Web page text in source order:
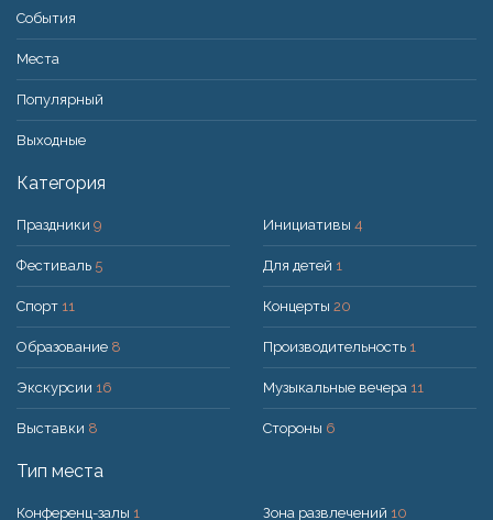
События
Места
Популярный
Bыходные
Категория
Праздники 9
Фестиваль 5
Спорт 11
Образование 8
Экскурсии 16
Выставки 8
Инициативы 4
Для детей 1
Концерты 20
Производительность 1
Музыкальные вечера 11
Стороны 6
Тип места
Конференц-залы 1 Зона развлечений 10